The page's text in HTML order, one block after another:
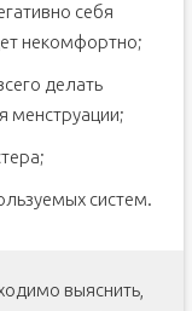
себя
некомфортно;
делать
менструации;
систем.
выяснить,